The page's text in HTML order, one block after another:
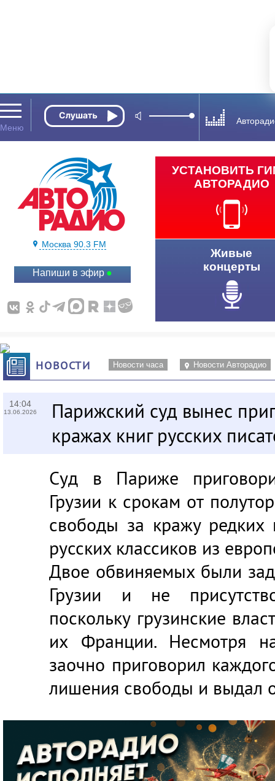
Москва 90.3 FM
Напиши в эфир
УСТАНОВИТЬ
АВТОРАДИО
Живые
концерты
НОВОСТИ Новости часа Новости Авторадио
14:04
13.06.2026
Парижский суд вынес
кражах книг русских
Суд в Париже
Грузии к срокам от
свободы за кражу редких
русских классиков из
Двое обвиняемых были
Грузии и не
поскольку грузинские
их Франции. Несмотря
заочно приговорил
лишения свободы и выдал